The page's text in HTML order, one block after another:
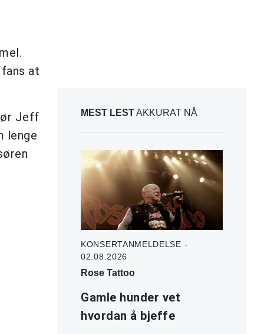
at
Jeff
lenge
MEST LESTAKKURAT NÅ
KONSERTANMELDELSE -
02.08.2026
Rose Tattoo
Gamle hunder vet
hvordan å bjeffe